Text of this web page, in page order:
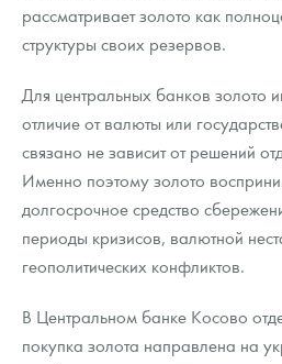
рассматривает золото как
структуры своих резервов.
Для центральных банков золото
отличие от валюты или
связано не зависит от решений
Именно поэтому золото
долгосрочное средство
периоды кризисов, валютной
геополитических конфликтов.
В Центральном банке Косово
покупка золота направлена на